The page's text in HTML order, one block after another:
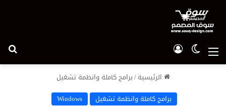
القائمة الوضع المظلم
الرئيسية/برامج كاملة وانظمة تشغيل
برامج كاملة وانظمة تشغيل
Windows